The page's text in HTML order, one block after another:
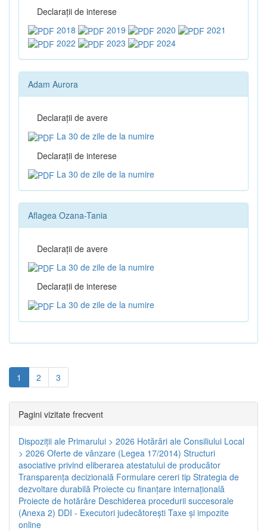
Declaraţii de interese
2018
2019 2020
2021
2022
2023 2024
Adam Aurora
Declaraţii de avere
La 30 de zile de la numire
Declaraţii de interese
La 30 de zile de la numire
Aflagea Ozana-Tania
Declaraţii de avere
La 30 de zile de la numire
Declaraţii de interese
La 30 de zile de la numire
1 2 3
Pagini vizitate frecvent
Dispoziţii ale Primarului > 2026 Hotărâri ale Consiliului Local
> 2026 Oferte de vânzare (Legea 17/2014) Structuri
asociative privind eliberarea atestatului de producător
Transparenţa decizională Formulare cereri tip Strategia de
dezvoltare durabilă Proiecte cu finanţare internaţională
Proiecte de hotărâre Deschiderea procedurii succesorale
(Anexa 2) DDI - Executori judecătorești Taxe şi impozite
online